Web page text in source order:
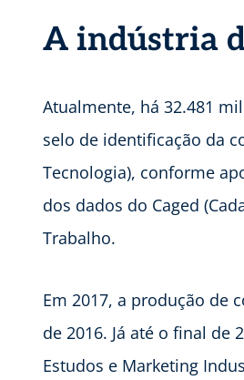
A indústria
Atualmente, há 32.481
selo de identificação da
Tecnologia), conforme
dos dados do Caged
Trabalho.
Em 2017, a produção de
de 2016. Já até o final de
Estudos e Marketing